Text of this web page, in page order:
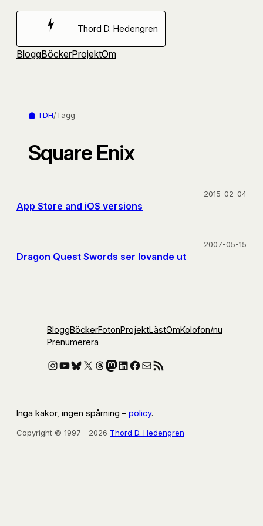
Hoppa
Thord D. Hedengren
BloggBöckerProjektOm
TDH/Tagg
Square Enix
App Store and iOS versions
2015-02-04
Dragon Quest Swords ser lovande ut
2007-05-15
BloggBöckerFotonProjektLästOmKolofon/nu
Prenumerera
Instagram
YouTube
Bluesky
X Threads
Mastodon
LinkedIn
Facebook
E-postRSS-flöde
Inga kakor, ingen spårning – policy.
Copyright © 1997—2026 Thord D. Hedengren